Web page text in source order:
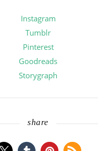
Instagram
Tumblr
Pinterest
Goodreads
Storygraph
share